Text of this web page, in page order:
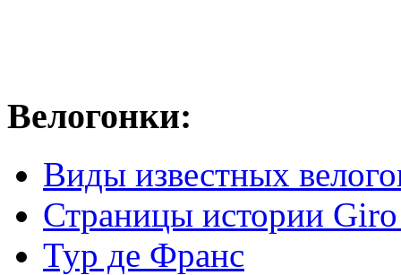
Велогонки:
Виды известных
Страницы истории
Тур де Франс